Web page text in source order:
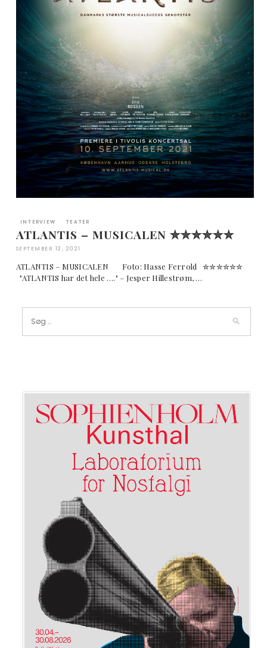
INTERVIEW TEATER
ATLANTIS – MUSICALEN ✮✮✮✮✮✮
SEPTEMBER 12, 2021
ATLANTIS – MUSICALEN Foto: Hasse Ferrold ✮✮✮✮✮✮
"ATLANTIS har det hele …." – Jesper Hillestrøm, …